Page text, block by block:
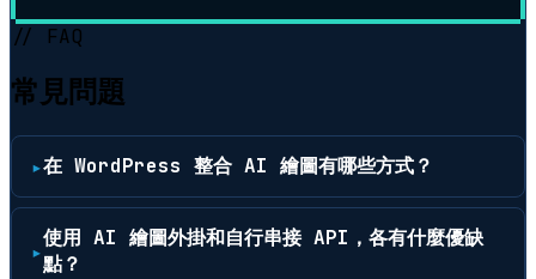
// FAQ
常見問題
在 WordPress 整合 AI 繪圖有哪些方式？
使用 AI 繪圖外掛和自行串接 API，各有什麼優缺
點？